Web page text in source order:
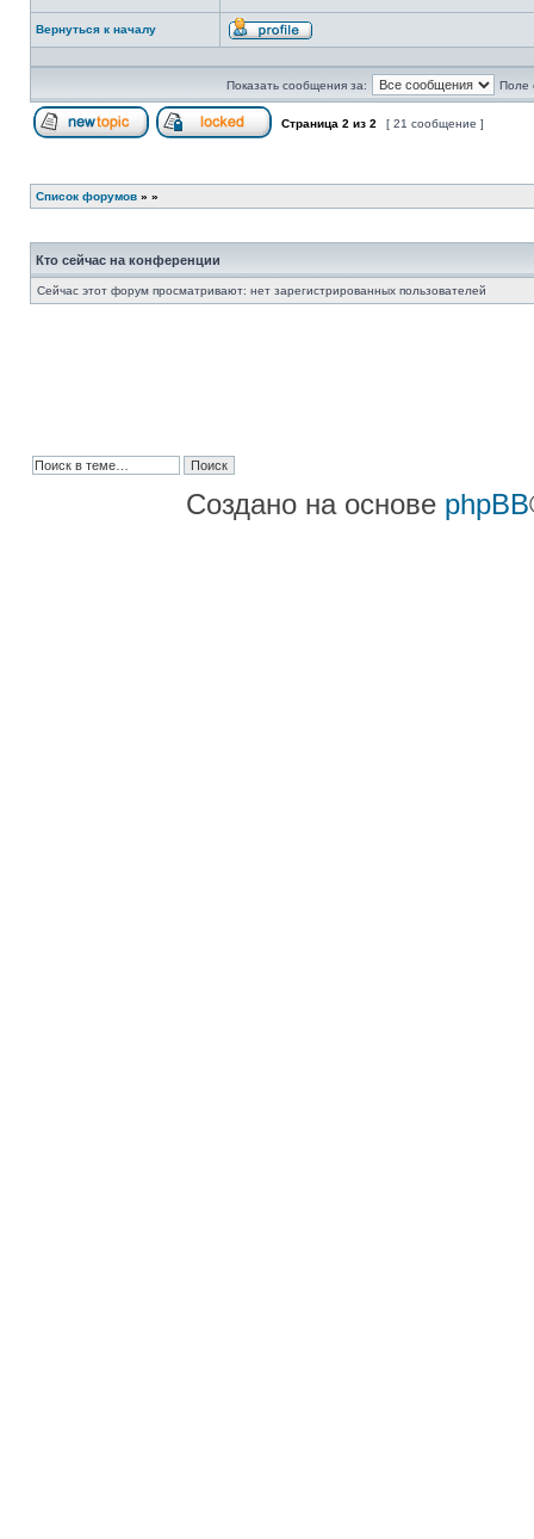
Вернуться к началу
Профиль
Показать сообщения за: Поле
Страница 2 из 2 [ 21 сообщение ]
Список форумов » »
Кто сейчас на конференции
Сейчас этот форум просматривают: нет зарегистрированных пользователей
Создано на основе phpBB